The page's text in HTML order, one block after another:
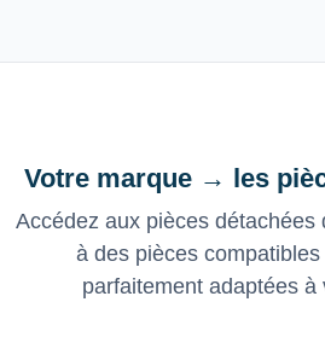
Votre marque → les
Accédez aux pièces détachées
à des pièces
parfaitement adaptées à